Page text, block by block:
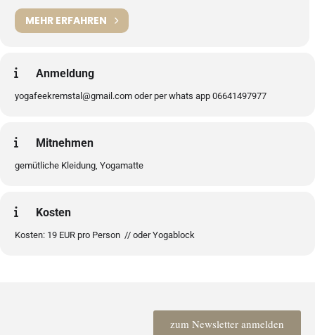
MEHR ERFAHREN
Anmeldung
yogafeekremstal@gmail.com oder per whats app 06641497977
Mitnehmen
gemütliche Kleidung, Yogamatte
Kosten
Kosten: 19 EUR pro Person // oder Yogablock
zum Newsletter anmelden